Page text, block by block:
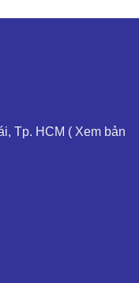
Tp. HCM ( Xem bản